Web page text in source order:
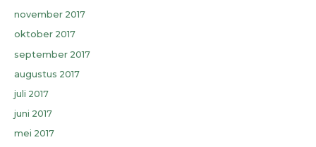
november 2017
oktober 2017
september 2017
augustus 2017
juli 2017
juni 2017
mei 2017